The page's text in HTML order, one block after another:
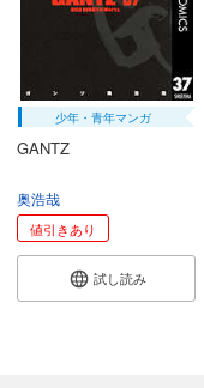
少年・青年マンガ
GANTZ
奥浩哉
値引きあり
試し読み